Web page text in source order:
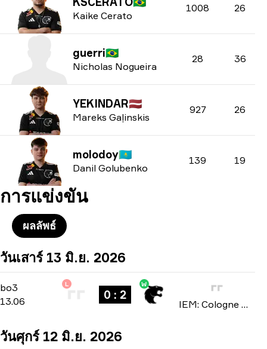
Kaike Cerato
1008 26
guerri🇧🇷
Nicholas Nogueira
28 36
YEKINDAR🇱🇻
Mareks Gaļinskis
927 26
molodoy🇰🇿
Danil Golubenko
139 19
การแข่งขัน
ผลลัพธ์
วันเสาร์ 13 มิ.ย. 2026
bo3
bo3
13.06
L
0 : 2
W
IEM: Cologne Major 2026
วันศุกร์ 12 มิ.ย. 2026